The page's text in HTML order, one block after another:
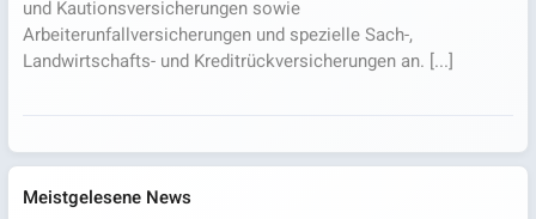
und Kautionsversicherungen sowie
Arbeiterunfallversicherungen und spezielle Sach-,
Landwirtschafts- und Kreditrückversicherungen an. [...]
Meistgelesene News